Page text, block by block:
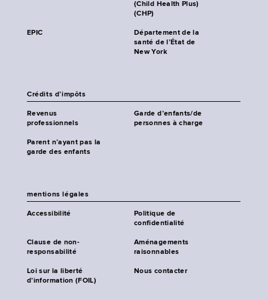
(Child Health Plus)
(CHP)
EPIC
Département de la
santé de l’État de
New York
Crédits d’impôts
Revenus
professionnels
Garde d’enfants/de
personnes à charge
Parent n’ayant pas la
garde des enfants
mentions légales
Accessibilité
Politique de
confidentialité
Clause de non-
responsabilité
Aménagements
raisonnables
Loi sur la liberté
d’information (FOIL)
Nous contacter